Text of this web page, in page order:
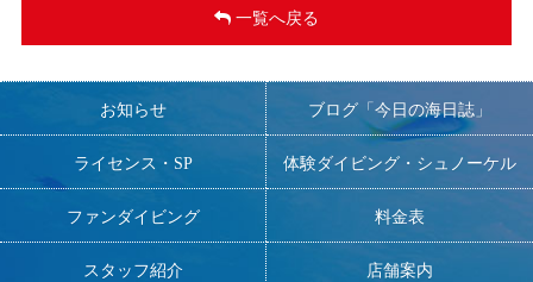
一覧へ戻る
お知らせ ブログ「今日の海日誌」
ライセンス・SP 体験ダイビング・シュノーケル
ファンダイビング 料金表
スタッフ紹介 店舗案内